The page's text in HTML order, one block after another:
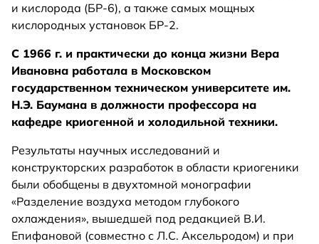
и кислорода (БР-6), а также самых мощных
кислородных установок БР-2.
С 1966 г. и практически до конца жизни Вера
Ивановна работала в Московском
государственном техническом университете им.
Н.Э. Баумана в должности профессора на
кафедре криогенной и холодильной техники.
Результаты научных исследований и
конструкторских разработок в области криогеники
были обобщены в двухтомной монографии
«Разделение воздуха методом глубокого
охлаждения», вышедшей под редакцией В.И.
Епифановой (совместно с Л.С. Аксельродом) и при